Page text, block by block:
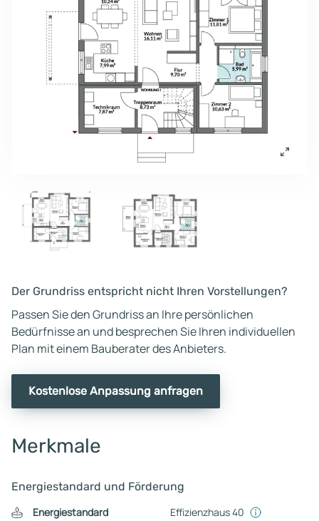
Der Grundriss entspricht nicht Ihren Vorstellungen?
Passen Sie den Grundriss an Ihre persönlichen
Bedürfnisse an und besprechen Sie Ihren individuellen
Plan mit einem Bauberater des Anbieters.
Kostenlose Anpassung anfragen
Merkmale
Energiestandard und Förderung
Energiestandard
Effizienzhaus 40